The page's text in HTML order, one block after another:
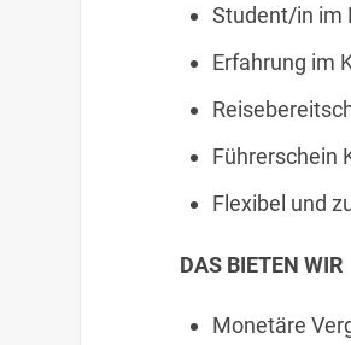
Student/in im
Erfahrung im
Führerschein
Flexibel und
DAS BIETEN WIR
Monetäre